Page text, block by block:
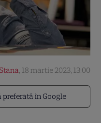
în Google
, 18 martie 2023, 13:00